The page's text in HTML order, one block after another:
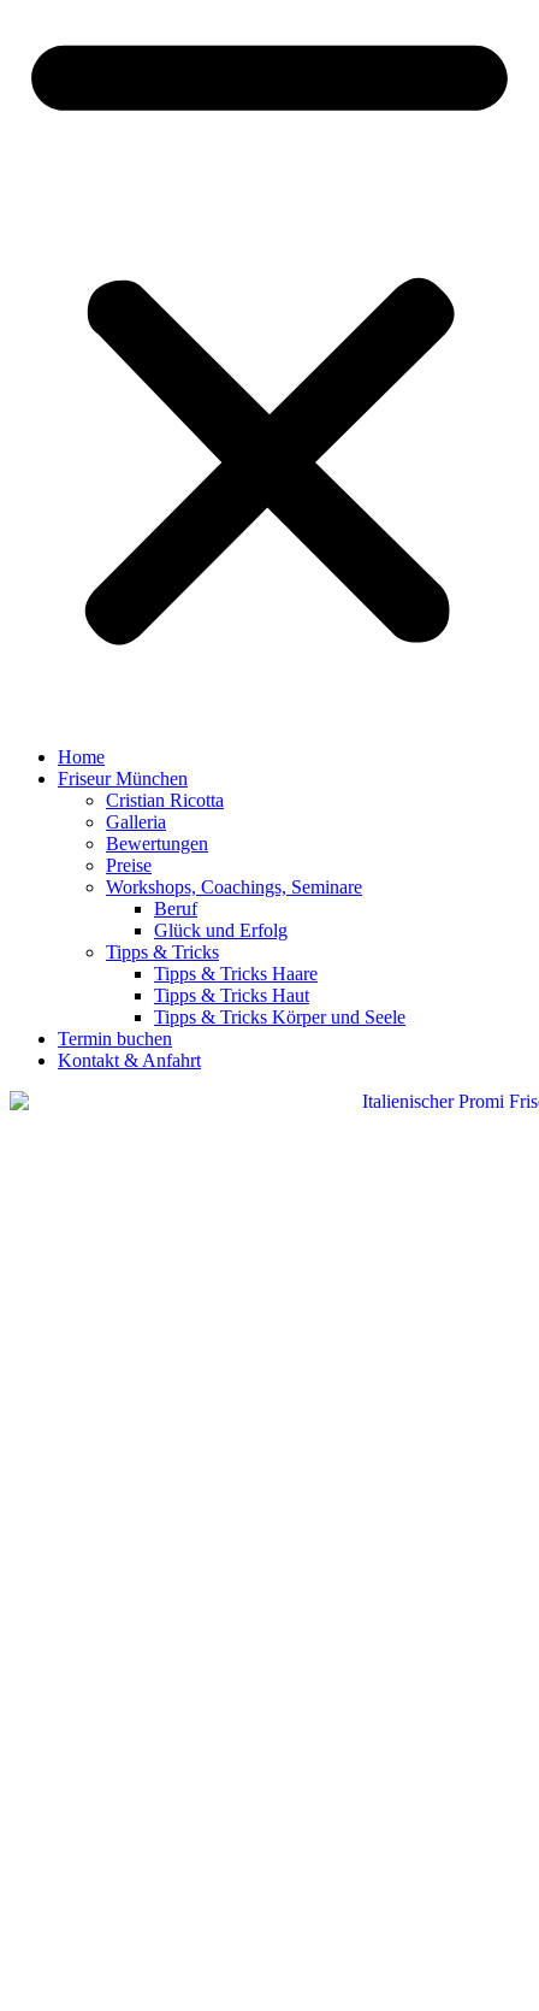
Home
Friseur München
Cristian Ricotta
Galleria
Bewertungen
Preise
Workshops, Coachings, Seminare
Beruf
Glück und Erfolg
Tipps & Tricks
Tipps & Tricks Haare
Tipps & Tricks Haut
Tipps & Tricks Körper und Seele
Termin buchen
Kontakt & Anfahrt